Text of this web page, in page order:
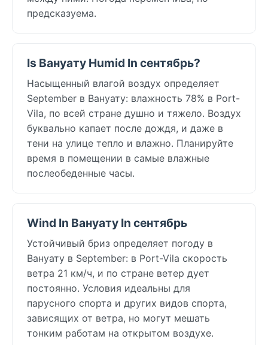
предсказуема.
Is Вануату Humid In сентябрь?
Насыщенный влагой воздух определяет
September в Вануату: влажность 78% в Port-
Vila, по всей стране душно и тяжело. Воздух
буквально капает после дождя, и даже в
тени на улице тепло и влажно. Планируйте
время в помещении в самые влажные
послеобеденные часы.
Wind In Вануату In сентябрь
Устойчивый бриз определяет погоду в
Вануату в September: в Port-Vila скорость
ветра 21 км/ч, и по стране ветер дует
постоянно. Условия идеальны для
парусного спорта и других видов спорта,
зависящих от ветра, но могут мешать
тонким работам на открытом воздухе.